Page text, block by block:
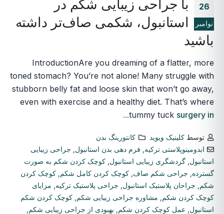
26
نوامبر
با جراحی زیبایی شکم در
استانبول، شکمی صاف‌تر داشته
باشید
IntroductionAre you dreaming of a flatter, more
toned stomach? You’re not alone! Many struggle with
stubborn belly fat and loose skin that won’t go away,
even with exercise and a healthy diet. That’s where
tummy tuck surgery in...
توسطکلینیک ویوید
کانتورینگ بدن
ابدومینوپلاستی ترکیه
فرم دهی بدن استانبول
جراحی زیبایی
استانبول گردشگری زیبایی استانبول کوچک کردن شکم به صورت
گسترده
جراحی شکم صاف کوچک کردن کامل شکم
کوچک کردن
شکم
جراحان پلاستیک استانبول جراحی پلاستیک ترکیه
مزایای
کوچک کردن شکم
مشاوره جراحی زیبایی شکم
کوچک کردن شکم
استانبول
عمل کوچک کردن شکم بهبودی از جراحی زیبایی شکم